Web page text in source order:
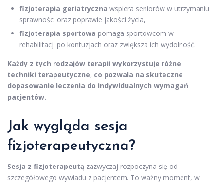
fizjoterapia geriatryczna wspiera seniorów w utrzymaniu
sprawności oraz poprawie jakości życia,
fizjoterapia sportowa pomaga sportowcom w
rehabilitacji po kontuzjach oraz zwiększa ich wydolność.
Każdy z tych rodzajów terapii wykorzystuje różne
techniki terapeutyczne, co pozwala na skuteczne
dopasowanie leczenia do indywidualnych wymagań
pacjentów.
Jak wygląda sesja
fizjoterapeutyczna?
Sesja z fizjoterapeutą zazwyczaj rozpoczyna się od
szczegółowego wywiadu z pacjentem. To ważny moment, w